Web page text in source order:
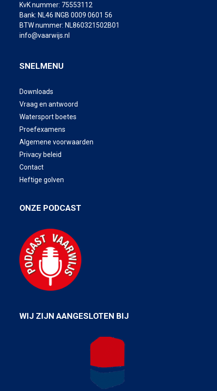
KvK nummer: 75553112
Bank: NL46 INGB 0009 0601 56
BTW nummer: NL860321502B01
info@vaarwijs.nl
SNELMENU
Downloads
Vraag en antwoord
Watersport boetes
Proefexamens
Algemene voorwaarden
Privacy beleid
Contact
Heftige golven
ONZE PODCAST
WIJ ZIJN AANGESLOTEN BIJ